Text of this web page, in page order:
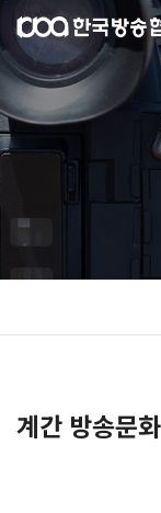
계간 방송문화